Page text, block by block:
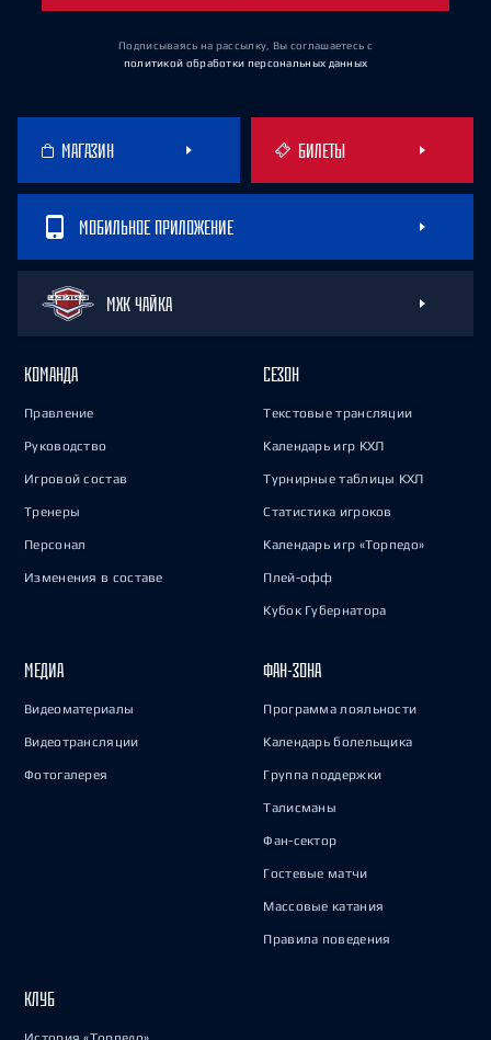
Подписываясь на рассылку, Вы соглашаетесь с
политикой обработки персональных данных
МАГАЗИН БИЛЕТЫ
МОБИЛЬНОЕ ПРИЛОЖЕНИЕ
МХК ЧАЙКА
КОМАНДА
Правление
Руководство
Игровой состав
Тренеры
Персонал
Изменения в составе
СЕЗОН
Текстовые трансляции
Календарь игр КХЛ
Турнирные таблицы КХЛ
Статистика игроков
Календарь игр «Торпедо»
Плей-офф
Кубок Губернатора
МЕДИА
Видеоматериалы
Видеотрансляции
Фотогалерея
ФАН-ЗОНА
Программа лояльности
Календарь болельщика
Группа поддержки
Талисманы
Фан-сектор
Гостевые матчи
Массовые катания
Правила поведения
КЛУБ